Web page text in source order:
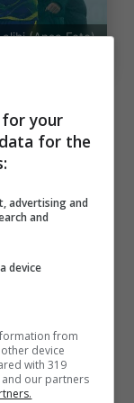
(Ansa Foto)
prossima
Domínguez
di
come
è reale.
per
nel
your
for the
advertising and
and
device
from
device
with 319
and our partners